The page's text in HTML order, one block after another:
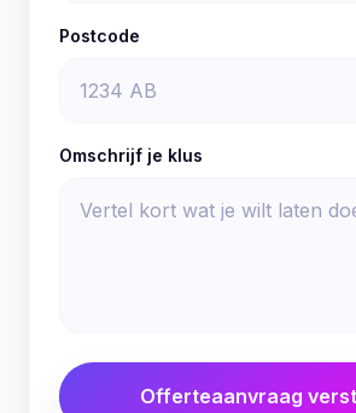
Postcode
Omschrijf je klus
Offerteaanvraag